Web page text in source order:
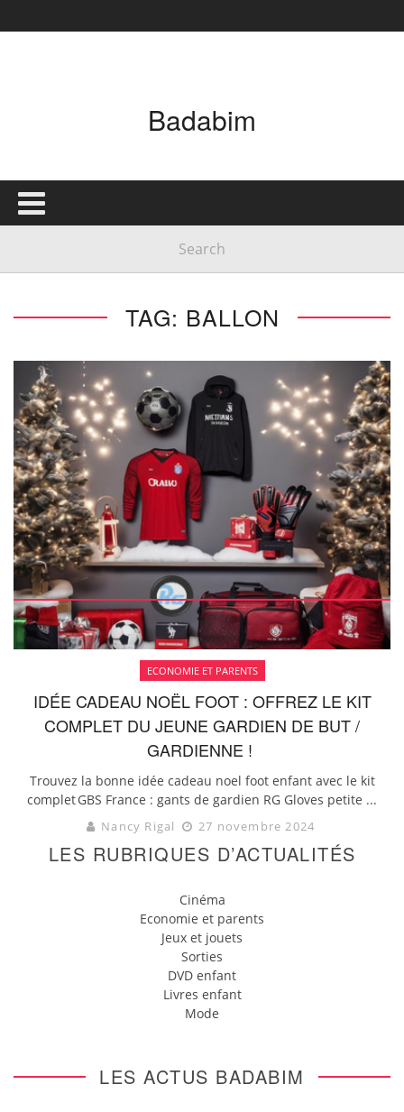
Badabim
TAG: BALLON
ECONOMIE ET PARENTS
IDÉE CADEAU NOËL FOOT : OFFREZ LE KIT
COMPLET DU JEUNE GARDIEN DE BUT /
GARDIENNE !
Trouvez la bonne idée cadeau noel foot enfant avec le kit
complet GBS France : gants de gardien RG Gloves petite ...
Nancy Rigal 27 novembre 2024
LES RUBRIQUES D’ACTUALITÉS
Cinéma
Economie et parents
Jeux et jouets
Sorties
DVD enfant
Livres enfant
Mode
LES ACTUS BADABIM